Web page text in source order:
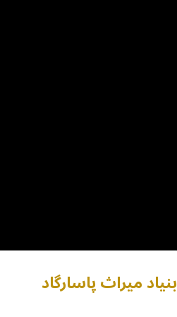
بنیاد میراث پاسارگاد